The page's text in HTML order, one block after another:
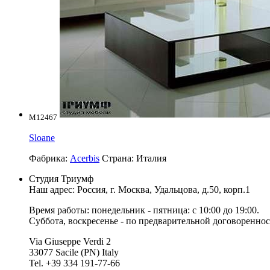
M12467
Sloane
Фабрика: Acerbis Страна: Италия
Студия Триумф
Наш адрес: Россия, г. Москва, Удальцова, д.50, корп.1
Время работы: понедельник - пятница: с 10:00 до 19:00.
Суббота, воскресенье - по предварительной
Via Giuseppe Verdi 2
33077 Sacile (PN) Italy
Tel. +39 334 191-77-66